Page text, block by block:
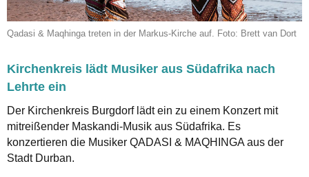
Qadasi & Maqhinga treten in der Markus-Kirche auf. Foto: Brett van Dort
Kirchenkreis lädt Musiker aus Südafrika nach
Lehrte ein
Der Kirchenkreis Burgdorf lädt ein zu einem Konzert mit
mitreißender Maskandi-Musik aus Südafrika. Es
konzertieren die Musiker QADASI & MAQHINGA aus der
Stadt Durban.